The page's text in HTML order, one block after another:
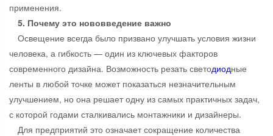
применения.
5. Почему это нововведение важно
Освещение всегда было призвано улучшать условия жизни
человека, а гибкость — один из ключевых факторов
современного дизайна. Возможность резать светодиодные
ленты в любой точке может показаться незначительным
улучшением, но она решает одну из самых практичных задач,
с которой годами сталкивались монтажники и дизайнеры.
Для предприятий это означает сокращение количества